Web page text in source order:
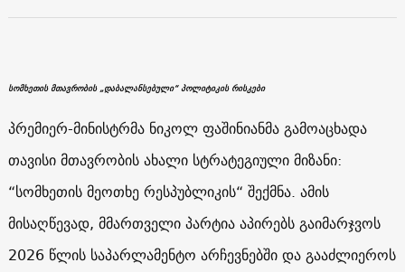
სომხეთის მთავრობის „დაბალანსებული“ პოლიტიკის რისკები
პრემიერ-მინისტრმა ნიკოლ ფაშინიანმა გამოაცხადა
თავისი მთავრობის ახალი სტრატეგიული მიზანი:
“სომხეთის მეოთხე რესპუბლიკის“ შექმნა. ამის
მისაღწევად, მმართველი პარტია აპირებს გაიმარჯვოს
2026 წლის საპარლამენტო არჩევნებში და გააძლიეროს